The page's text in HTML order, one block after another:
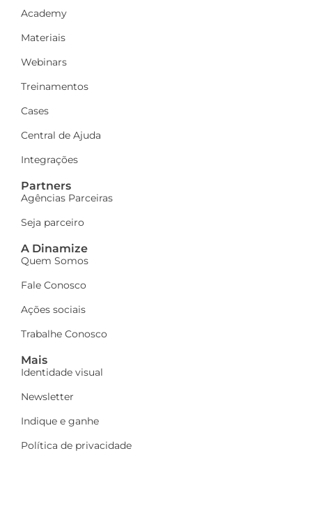
Academy
Materiais
Webinars
Treinamentos
Cases
Central de Ajuda
Integrações
Partners
Agências Parceiras
Seja parceiro
A Dinamize
Quem Somos
Fale Conosco
Ações sociais
Trabalhe Conosco
Mais
Identidade visual
Newsletter
Indique e ganhe
Política de privacidade